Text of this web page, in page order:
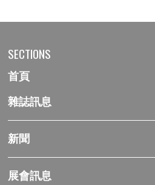
SECTIONS
首頁
雜誌訊息
新聞
展會訊息